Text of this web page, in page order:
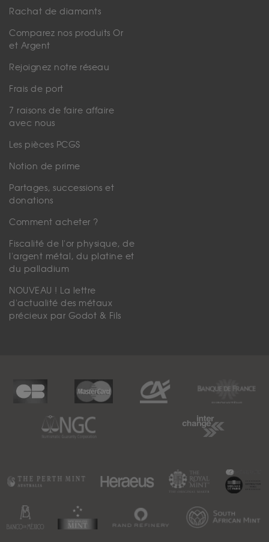
Rachat de diamants
Comparez nos produits Or
et Argent
Rejoignez notre réseau
Frais de port
7 raisons de faire affaire
avec nous
Les pièces PCGS
Notion de prime
Partages, successions et
donations
Comment acheter ?
Fiscalité de l'or physique, de
l'argent métal, du platine et
du palladium
NOUVEAU ! La lettre
d'actualité des métaux
précieux par Godot & Fils